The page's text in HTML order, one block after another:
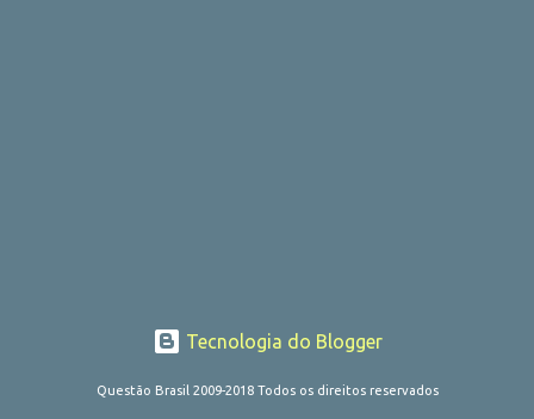
Tecnologia do Blogger
Questão Brasil 2009-2018 Todos os direitos reservados